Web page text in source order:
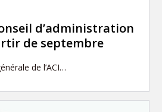
d’administration
de septembre
de l’ACI…